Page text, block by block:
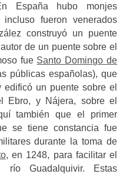
España hubo monjes
fueron venerados
construyó un puente
de un puente sobre el
fue Santo Domingo de
públicas españolas), que
un puente sobre el
Ebro, y Nájera, sobre el
también que el primer
se tiene constancia fue
durante la toma de
, en 1248, para facilitar el
Guadalquivir. Estas